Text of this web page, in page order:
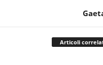
Articoli